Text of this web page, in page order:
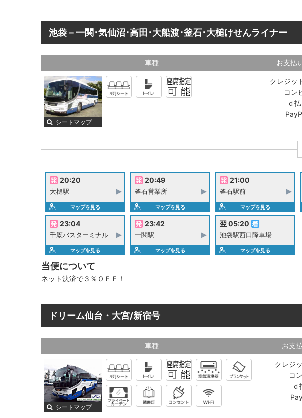
池袋－一関･気仙沼･高田･大船渡･釜石･大槌けせんライナー
車種
シートマップ
お支払
クレジッ
コン
ｄ
20:20
大槌駅
マップを見る
20:49
釜石営業所
マップを見る
21:00
釜石駅前
マップを見る
23:04
千厩バスターミナル
マップを見る
23:42
一関駅
マップを見る
翌 05:20
池袋駅西口降車場
マップを見る
当便について
ネット決済で３％ＯＦＦ！
ドリーム仙台・大宮/新宿号
車種
シートマップ
お支
クレジ
コ